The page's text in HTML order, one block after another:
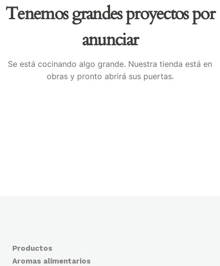
Tenemos grandes proyectos por
anunciar
Se está cocinando algo grande. Nuestra tienda está en
obras y pronto abrirá sus puertas.
Productos
Aromas alimentarios